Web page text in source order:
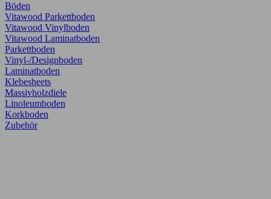
Böden
Vitawood Parkettboden
Vitawood Vinylboden
Vitawood Laminatboden
Parkettboden
Vinyl-/Designboden
Laminatboden
Klebesheets
Massivholzdiele
Linoleumboden
Korkboden
Zubehör